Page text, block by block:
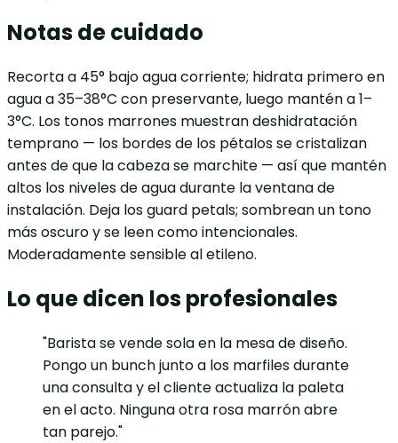
Notas de cuidado
Recorta a 45° bajo agua corriente; hidrata primero en
agua a 35–38°C con preservante, luego mantén a 1–
3°C. Los tonos marrones muestran deshidratación
temprano — los bordes de los pétalos se cristalizan
antes de que la cabeza se marchite — así que mantén
altos los niveles de agua durante la ventana de
instalación. Deja los guard petals; sombrean un tono
más oscuro y se leen como intencionales.
Moderadamente sensible al etileno.
Lo que dicen los profesionales
"Barista se vende sola en la mesa de diseño.
Pongo un bunch junto a los marfiles durante
una consulta y el cliente actualiza la paleta
en el acto. Ninguna otra rosa marrón abre
tan parejo."